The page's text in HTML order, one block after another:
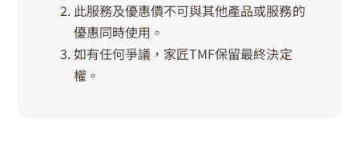
此服務及優惠價不可與其他產品或服務的
優惠同時使用。
如有任何爭議，家匠TMF保留最終決定
權。